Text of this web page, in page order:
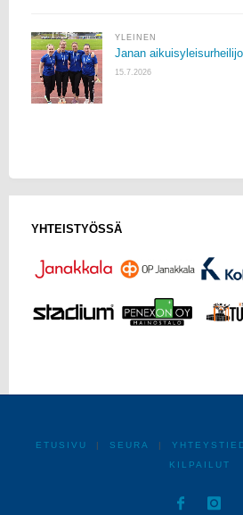
YLEINEN
Janan
15.7.2026
YHTEISTYÖSSÄ
ETUSIVU | SEURA |
KILPAILUT